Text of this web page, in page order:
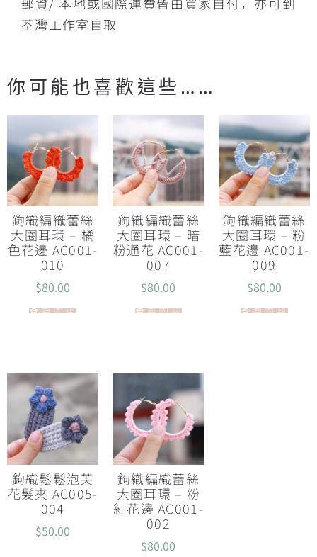
荃灣工作室自取
你可能也喜歡這些……
鉤織編織蕾絲
大圈耳環 – 橘
色花邊 AC001-
010
$80.00
查看內容
鉤織編織蕾絲
大圈耳環 – 暗
粉通花 AC001-
007
$80.00
查看內容
鉤織編織蕾絲
大圈耳環 – 粉
藍花邊 AC001-
009
$80.00
查看內容
鉤織鬆鬆泡芙
花髮夾 AC005-
004
$50.00
鉤織編織蕾絲
大圈耳環 – 粉
紅花邊 AC001-
002
$80.00